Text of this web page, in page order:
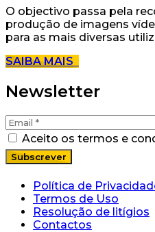
O objectivo passa pela
produção de imagens
para as mais diversas
SAIBA MAIS
Newsletter
Aceito os termos e
Política de
Termos de Uso
Resolução de litígios
Contactos